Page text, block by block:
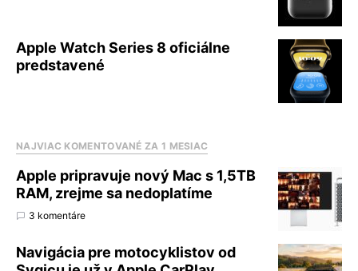
Apple Watch Series 8 oficiálne
predstavené
NAJVIAC KOMENTOVANÉ ZA 1 MESIAC
Apple pripravuje nový Mac s 1,5TB
RAM, zrejme sa nedoplatíme
3 komentáre
Navigácia pre motocyklistov od